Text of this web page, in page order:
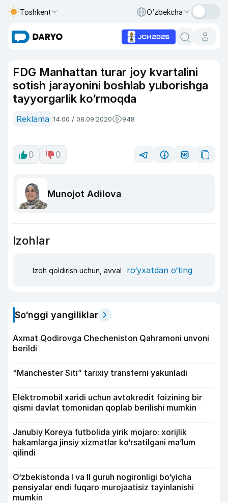
Toshkent O‘zbekcha
FDG Manhattan turar joy kvartalini
sotish jarayonini boshlab yuborishga
tayyorgarlik ko‘rmoqda
Reklama 14:00 / 08.09.2020 948
0 0
Munojot Adilova
Izohlar
Izoh qoldirish uchun, avval ro‘yxatdan o‘ting
So‘nggi yangiliklar
Axmat Qodirovga Checheniston Qahramoni unvoni
berildi
“Manchester Siti” tarixiy transferni yakunladi
Elektromobil xaridi uchun avtokredit foizining bir
qismi davlat tomonidan qoplab berilishi mumkin
Janubiy Koreya futbolida yirik mojaro: xorijlik
hakamlarga jinsiy xizmatlar ko‘rsatilgani ma’lum
qilindi
O‘zbekistonda I va II guruh nogironligi bo‘yicha
pensiyalar endi fuqaro murojaatisiz tayinlanishi
mumkin